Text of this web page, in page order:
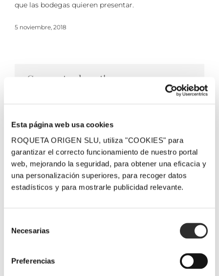
Esta página web usa cookies
ROQUETA ORIGEN SLU, utiliza "COOKIES" para
garantizar el correcto funcionamiento de nuestro portal
web, mejorando la seguridad, para obtener una eficacia y
una personalización superiores, para recoger datos
estadísticos y para mostrarle publicidad relevante.
Necesarias
Preferencias
que las bodegas quieren presentar.
5 noviembre, 2018
¡Comparte el post!
Related Posts
os envía sus
deseos para
LaFou Celler
en el Salón
Mejores